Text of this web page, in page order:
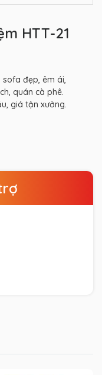
HTT-21
sofa đẹp, êm ái,
quán cà phê.
giá tận xưởng.